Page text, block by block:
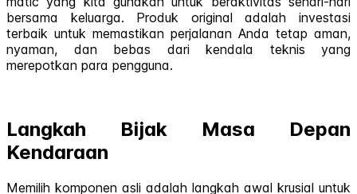
bersama keluarga. Produk original adalah investasi
terbaik untuk memastikan perjalanan Anda tetap aman,
nyaman, dan bebas dari kendala teknis yang
merepotkan para pengguna.
Langkah Bijak Masa Depan
Kendaraan
Memilih komponen asli adalah langkah awal krusial untuk